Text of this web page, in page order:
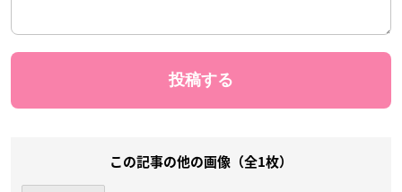
この記事の他の画像（全1枚）